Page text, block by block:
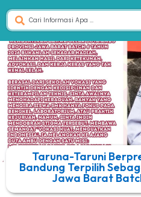
Taruna-Taruni
Bandung Terpilih
Jawa Barat